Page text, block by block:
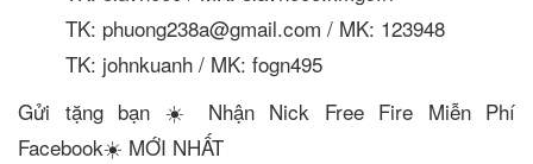
TK: phuong238a@gmail.com / MK: 123948
TK: johnkuanh / MK: fogn495
Gửi tặng bạn ☀️ Nhận Nick Free Fire Miễn Phí
Facebook☀️ MỚI NHẤT